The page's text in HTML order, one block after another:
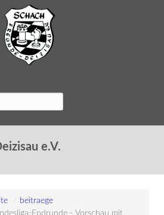
e.V.
/
beitraege
Endrunde - Vorschau mit